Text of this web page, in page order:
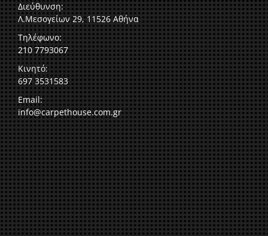
Διεύθυνση:
Λ.Μεσογείων 29, 11526 Αθήνα
Τηλέφωνο:
210 7793067
Κινητό:
697 3531583
Email:
info@carpethouse.com.gr